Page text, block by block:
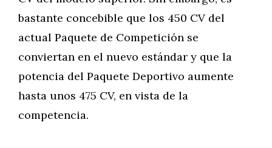
bastante concebible que los 450 CV del
actual Paquete de Competición se
conviertan en el nuevo estándar y que la
potencia del Paquete Deportivo aumente
hasta unos 475 CV, en vista de la
competencia.